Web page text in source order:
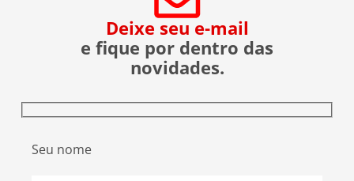
Deixe seu e-mail
e fique por dentro das
novidades.
Seu nome